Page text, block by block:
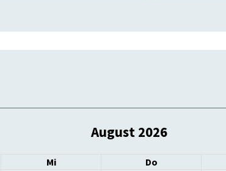
August 2026
Mi Do